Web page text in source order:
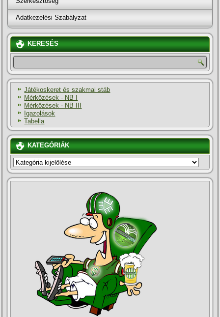
Adatkezelési Szabályzat
KERESÉS
Játékoskeret és szakmai stáb
Mérkőzések - NB I
Mérkőzések - NB III
Igazolások
Tabella
KATEGÓRIÁK
KATEGÓRIÁK